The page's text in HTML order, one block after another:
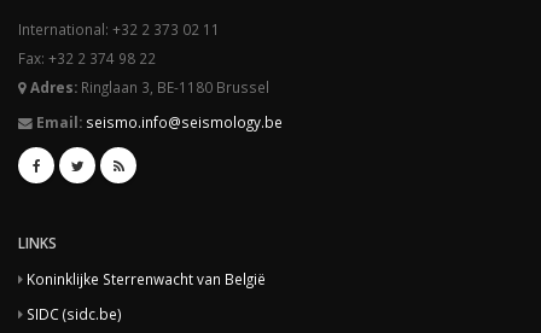
International: +32 2 373 02 11
Fax: +32 2 374 98 22
Adres: Ringlaan 3, BE-1180 Brussel
Email: seismo.info@seismology.be
LINKS
Koninklijke Sterrenwacht van België
SIDC (sidc.be)